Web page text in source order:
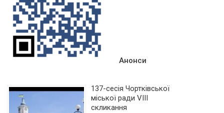
Анонси
137-сесія Чортківської
міської ради VIII
скликання